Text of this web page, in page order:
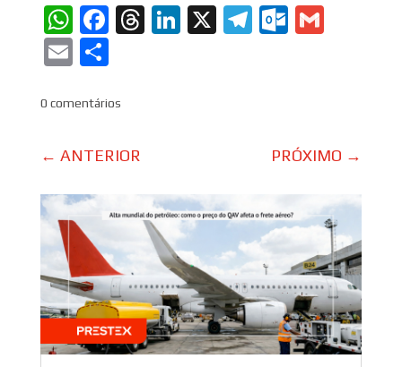
WhatsApp
Facebook
Threads
LinkedIn
X TelegramGmail
EmailShare
0 comentários
← ANTERIOR PRÓXIMO →